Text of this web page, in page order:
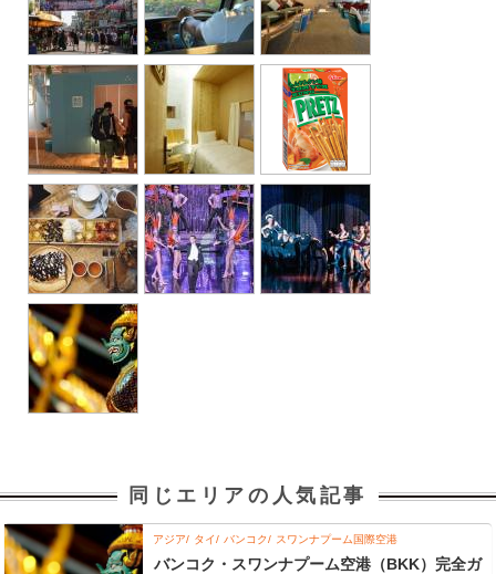
同じエリアの人気記事
アジア タイ バンコク スワンナプーム国際空港
バンコク・スワンナプーム空港（BKK）完全ガ